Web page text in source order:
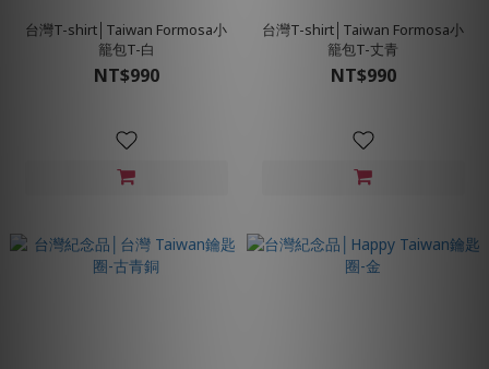
台灣T-shirt│Taiwan Formosa小
籠包T-白
NT$990
台灣T-shirt│Taiwan Formosa小
籠包T-丈青
NT$990